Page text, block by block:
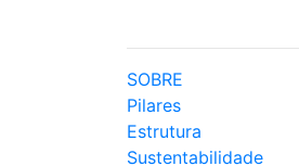
SOBRE
Pilares
Estrutura
Sustentabilidade